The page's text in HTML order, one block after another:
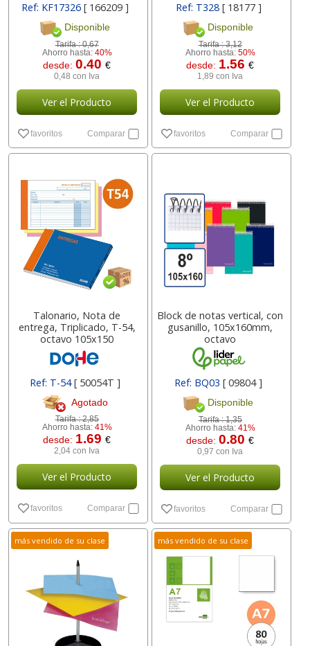
Ref: KF17326 [ 166209 ]
Disponible
Tarifa :0,67
Ahorro hasta: 40%
desde:0.40€
0,48 con Iva
Ver el Producto
favoritos Comparar
Ref: T328 [ 18177 ]
Disponible
Tarifa :3,12
Ahorro hasta: 50%
desde: 1.56€
1,89 con Iva
Ver el Producto
favoritos Comparar
Talonario, Nota de
entrega, Triplicado, T-54,
octavo 105x150
Ref: T-54[ 50054T ]
Agotado
Tarifa :2,85
Ahorro hasta: 41%
desde: 1.69€
2,04 con Iva
Ver el Producto
favoritos Comparar
Block de notas vertical, con
gusanillo, 105x160mm,
octavo
Ref: BQ03 [ 09804 ]
Disponible
Tarifa :1,35
Ahorro hasta: 41%
desde:0.80€
0,97 con Iva
Ver el Producto
favoritos Comparar
más vendido de su clase más vendido de su clase